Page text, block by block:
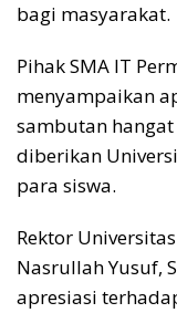
bagi masyarakat.
Pihak SMA IT
menyampaikan
sambutan
diberikan
para siswa.
Rektor
Nasrullah Yusuf,
apresiasi